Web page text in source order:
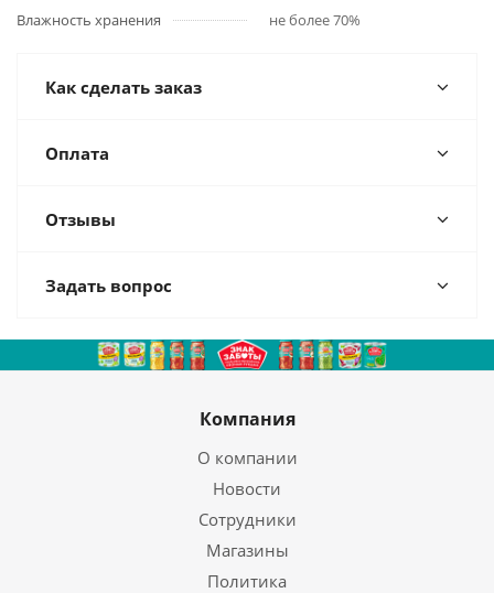
Влажность хранения
не более 70%
Как сделать заказ
Оплата
Отзывы
Задать вопрос
Компания
О компании
Новости
Сотрудники
Магазины
Политика